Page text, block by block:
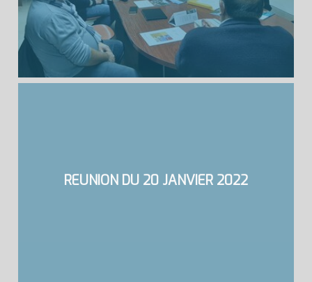
REUNION DU 20 JANVIER 2022